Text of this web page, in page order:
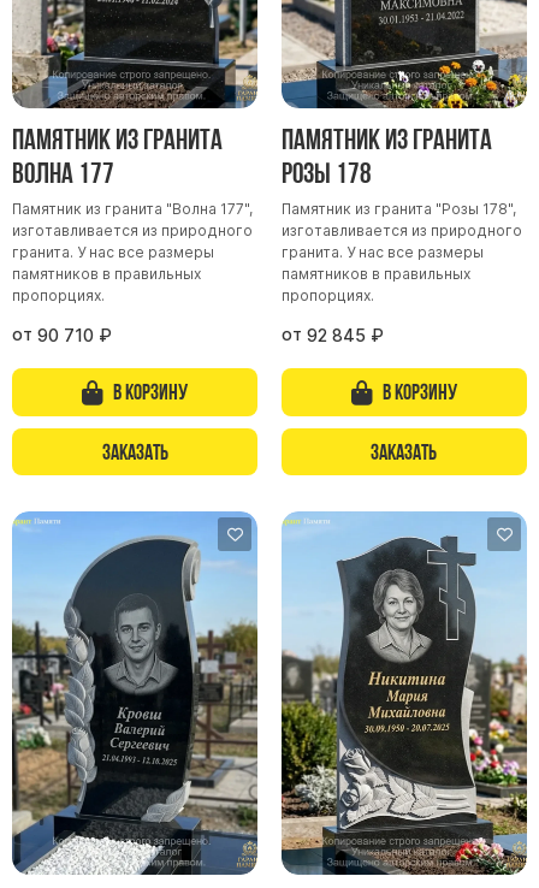
Памятник из гранита
Волна 177
Памятник из гранита "Волна 177",
изготавливается из природного
гранита. У нас все размеры
памятников в правильных
пропорциях.
от 90 710 ₽
В корзину
Заказать
Памятник из гранита
Розы 178
Памятник из гранита "Розы 178",
изготавливается из природного
гранита. У нас все размеры
памятников в правильных
пропорциях.
от 92 845 ₽
В корзину
Заказать